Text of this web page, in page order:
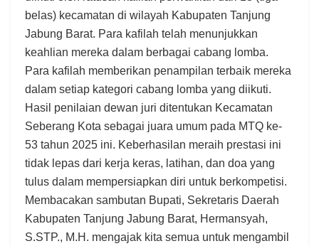
belas) kecamatan di wilayah Kabupaten Tanjung
Jabung Barat. Para kafilah telah menunjukkan
keahlian mereka dalam berbagai cabang lomba.
Para kafilah memberikan penampilan terbaik mereka
dalam setiap kategori cabang lomba yang diikuti.
Hasil penilaian dewan juri ditentukan Kecamatan
Seberang Kota sebagai juara umum pada MTQ ke-
53 tahun 2025 ini. Keberhasilan meraih prestasi ini
tidak lepas dari kerja keras, latihan, dan doa yang
tulus dalam mempersiapkan diri untuk berkompetisi.
Membacakan sambutan Bupati, Sekretaris Daerah
Kabupaten Tanjung Jabung Barat, Hermansyah,
S.STP., M.H. mengajak kita semua untuk mengambil